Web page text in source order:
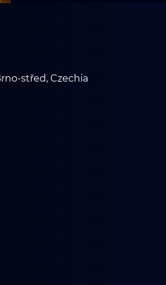
střed, Czechia